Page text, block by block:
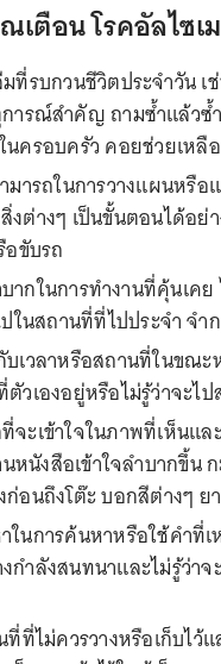
ตือน โรคอัลไซเ
ที่รบกวนชีวิตประจำวัน เ
ารณ์สำคัญ ถามซ้ำแล้วซ้
ครอบครัว คอยช่วยเหลือ
มารถในการวางแผนหรื
งต่างๆ เป็นขั้นตอนได้อย่
ขับรถ
ากในการทำงานที่คุ้นเค
ในสถานที่ที่ไปประจำ จ
เวลาหรือสถานที่ในขณะ
วเองอยู่หรือไม่รู้ว่าจะไ
จะเข้าใจในภาพที่เห็นแ
นหนังสือเข้าใจลำบากขึ้น
อนถึงโต๊ะ บอกสีต่างๆ ย
นการค้นหาหรือใช้คำที่เ
กำลังสนทนาและไม่รู้ว่า
ที่ที่ไม่ควรวางหรือเก็บไว้